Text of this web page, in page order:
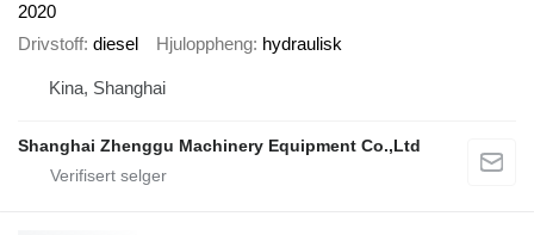
2020
Drivstoff diesel Hjuloppheng hydraulisk
Kina, Shanghai
Shanghai Zhenggu Machinery Equipment Co.,Ltd